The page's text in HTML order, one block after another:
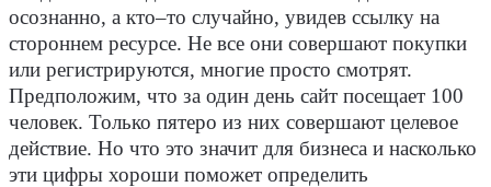
осознанно, а кто–то случайно, увидев ссылку на
стороннем ресурсе. Не все они совершают покупки
или регистрируются, многие просто смотрят.
Предположим, что за один день сайт посещает 100
человек. Только пятеро из них совершают целевое
действие. Но что это значит для бизнеса и насколько
эти цифры хороши поможет определить